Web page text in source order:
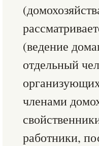
(ведение
отдельный
членами
работники,